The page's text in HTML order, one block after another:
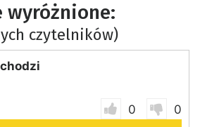
wyróżnione:
czytelników)
0
0